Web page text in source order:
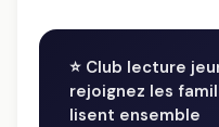
⭐ Club lecture
rejoignez les
lisent ensemble